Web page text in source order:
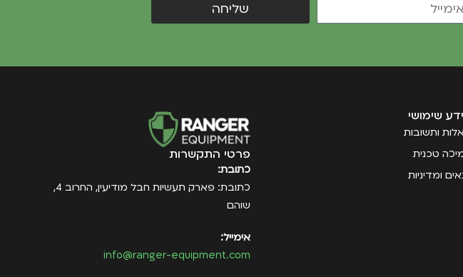
שליחה
שימושי
ותשובות
טכנית
ומדיניות
פרטי התקשרות
כתובת:
כתובת: פארק תעשיות חבל מודיעין, החרוב 4,
שוהם
אימייל:
info@ranger-equipment.com